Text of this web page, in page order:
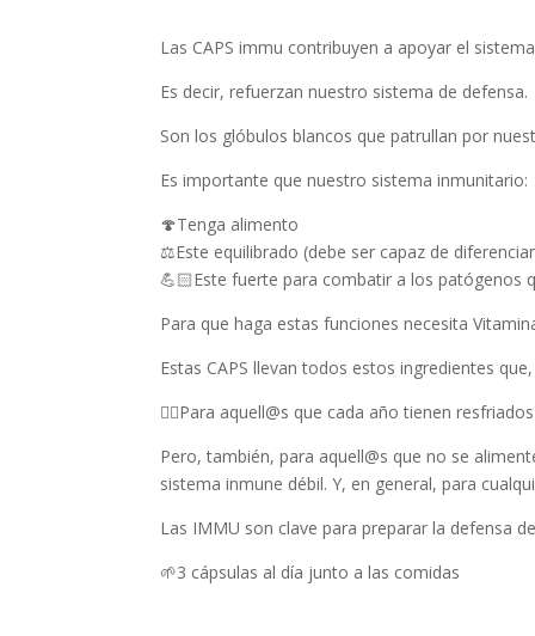
Las CAPS immu contribuyen a apoyar el
Es decir, refuerzan nuestro sistema de defensa.
Son los glóbulos blancos que patrullan por
Es importante que nuestro sistema inmunitario:
🍄Tenga alimento
⚖️Este equilibrado (debe ser capaz de
💪🏻Este fuerte para combatir a los patógenos
Para que haga estas funciones necesita
Estas CAPS llevan todos estos ingredientes
😮‍💨Para aquell@s que cada año tienen
Pero, también, para aquell@s que no se
sistema inmune débil. Y, en general, para
Las IMMU son clave para preparar la defensa
🌱3 cápsulas al día junto a las comidas